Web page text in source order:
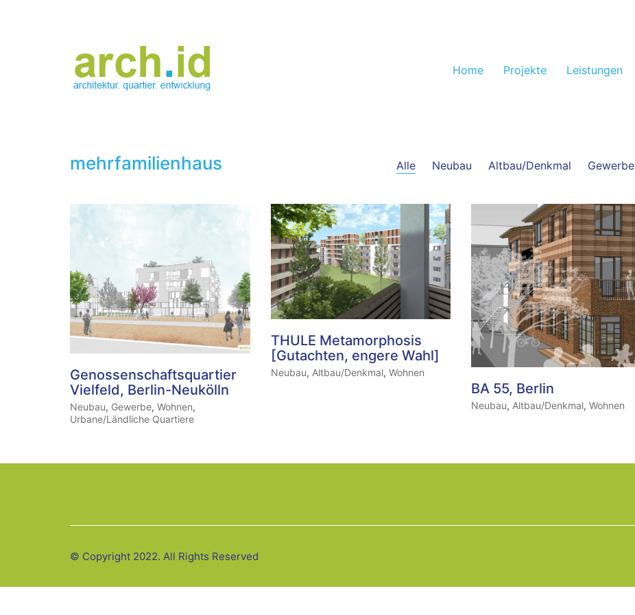
Home Projekte Leistungen
mehrfamilienhaus Alle Neubau Altbau/Denkmal Gewerbe
Genossenschaftsquartier
Vielfeld, Berlin-Neukölln
Neubau, Gewerbe, Wohnen,
Urbane/Ländliche Quartiere
THULE Metamorphosis
[Gutachten, engere Wahl]
Neubau, Altbau/Denkmal, Wohnen
BA 55, Berlin
Neubau, Altbau/Denkmal, Wohnen
© Copyright 2022. All Rights Reserved